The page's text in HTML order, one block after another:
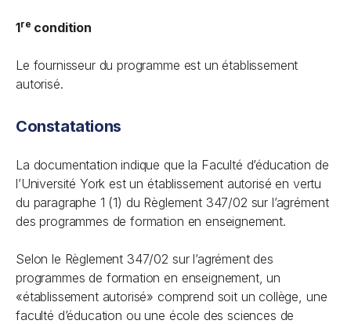
1re condition
Le fournisseur du programme est un établissement
autorisé.
Constatations
La documentation indique que la Faculté d’éducation de
l’Université York est un établissement autorisé en vertu
du paragraphe 1 (1) du Règlement 347/02 sur l’agrément
des programmes de formation en enseignement.
Selon le Règlement 347/02 sur l’agrément des
programmes de formation en enseignement, un
«établissement autorisé» comprend soit un collège, une
faculté d’éducation ou une école des sciences de